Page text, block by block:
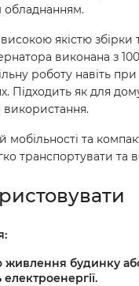
високою якістю збірки
виконана з
роботу навіть
Підходить як для
мобільності та
транспортувати та
живлення будинку